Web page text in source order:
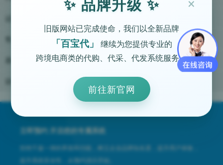
立即预约 开启您的专属系统
拒绝千篇一律的界面和功能，树立企业品牌知名度，提升用户体验，
提升系统安全性，从预约演示开始。
✨ 品牌升级 ✨
旧版网站已完成使命，我们以全新品牌
「百宝代」
继续为您提供专业的
跨境电商类的代购、代采、代发系统服务。
前往新官网